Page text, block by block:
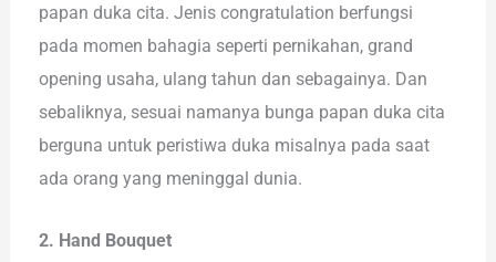
papan duka cita. Jenis congratulation berfungsi
pada momen bahagia seperti pernikahan, grand
opening usaha, ulang tahun dan sebagainya. Dan
sebaliknya, sesuai namanya bunga papan duka cita
berguna untuk peristiwa duka misalnya pada saat
ada orang yang meninggal dunia.
2. Hand Bouquet